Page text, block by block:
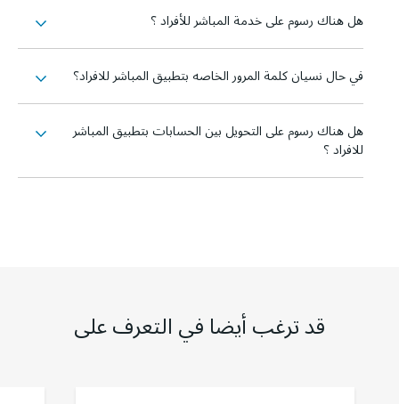
هل هناك رسوم على خدمة المباشر للأفراد ؟
في حال نسيان كلمة المرور الخاصه بتطبيق المباشر للافراد؟
هل هناك رسوم على التحويل بين الحسابات بتطبيق المباشر
للافراد ؟
قد ترغب أيضا في التعرف على